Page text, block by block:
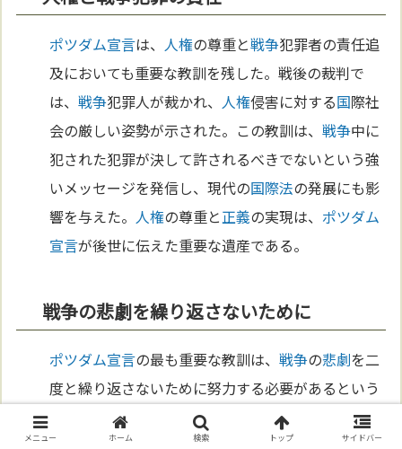
ポツダム宣言は、 人権の尊重と戦争犯罪者の責任追
及においても重要な教訓を残した。戦後の裁判で
は、戦争犯罪人が裁かれ、 人権侵害に対する国際社
会の厳しい姿勢が示された。この教訓は、戦争中に
犯された犯罪が決して許されるべきでないという強
いメッセージを発信し、現代の国際法の発展にも影
響を与えた。 人権の尊重と正義の実現は、 ポツダム
宣言が後世に伝えた重要な遺産である。
戦争の悲劇を繰り返さないために
ポツダム宣言の最も重要な教訓は、戦争の悲劇を二
度と繰り返さないために努力する必要があるという
ことである。宣言は、平和
を守るための具体的な行
メニュー ホーム 検索 トップ サイドバー